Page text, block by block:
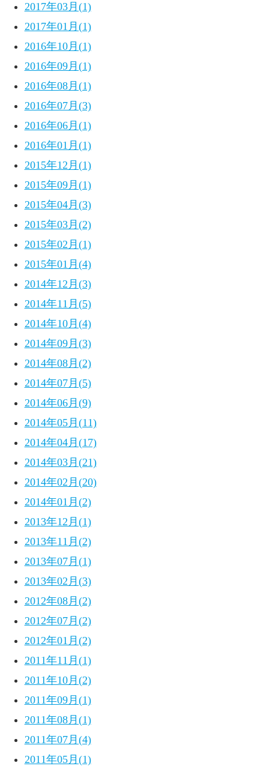
2017年03月(1)
2017年01月(1)
2016年10月(1)
2016年09月(1)
2016年08月(1)
2016年07月(3)
2016年06月(1)
2016年01月(1)
2015年12月(1)
2015年09月(1)
2015年04月(3)
2015年03月(2)
2015年02月(1)
2015年01月(4)
2014年12月(3)
2014年11月(5)
2014年10月(4)
2014年09月(3)
2014年08月(2)
2014年07月(5)
2014年06月(9)
2014年05月(11)
2014年04月(17)
2014年03月(21)
2014年02月(20)
2014年01月(2)
2013年12月(1)
2013年11月(2)
2013年07月(1)
2013年02月(3)
2012年08月(2)
2012年07月(2)
2012年01月(2)
2011年11月(1)
2011年10月(2)
2011年09月(1)
2011年08月(1)
2011年07月(4)
2011年05月(1)